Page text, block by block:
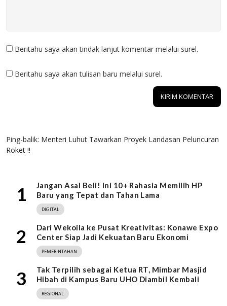
Beritahu saya akan tindak lanjut komentar melalui surel.
Beritahu saya akan tulisan baru melalui surel.
Ping-balik: Menteri Luhut Tawarkan Proyek Landasan Peluncuran
Roket !!
1
Jangan Asal Beli! Ini 10+ Rahasia Memilih HP
Baru yang Tepat dan Tahan Lama
DIGITAL
2
Dari Wekoila ke Pusat Kreativitas: Konawe Expo
Center Siap Jadi Kekuatan Baru Ekonomi
PEMERINTAHAN
3
Tak Terpilih sebagai Ketua RT, Mimbar Masjid
Hibah di Kampus Baru UHO Diambil Kembali
REGIONAL